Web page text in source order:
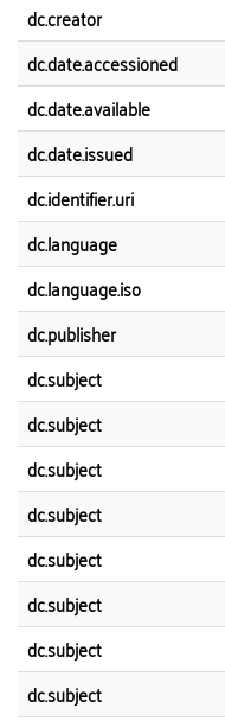
dc.creator
dc.date.accessioned
dc.date.available
dc.date.issued
dc.identifier.uri
dc.language
dc.language.iso
dc.publisher
dc.subject
dc.subject
dc.subject
dc.subject
dc.subject
dc.subject
dc.subject
dc.subject